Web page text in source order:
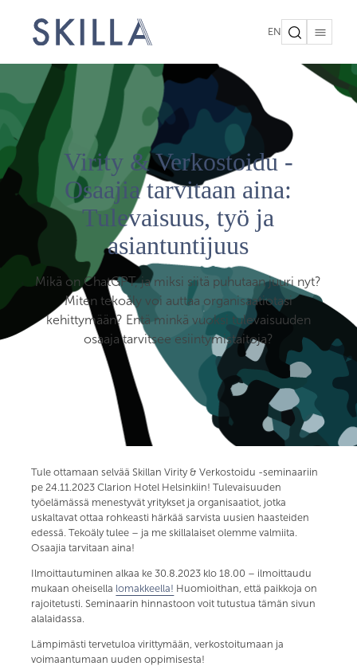
EN
Virity & Verkostoidu -
Osaajia tarvitaan aina:
Tulevaisuus, työ ja
asiantuntijuus
Mikä on ChatGPT, ja miksi siitä puhutaan juuri nyt?
Miten tekoäly voi auttaa organisaatiotasi
kehittymään? Entä minkä vuoksi tulevaisuuden
osaaja tarvitsee esiintymistaitoja?
Tule ottamaan selvää Skillan Virity & Verkostoidu -seminaariin
pe 24.11.2023 Clarion Hotel Helsinkiin! Tulevaisuuden
työelämässä menestyvät yritykset ja organisaatiot, jotka
uskaltavat ottaa rohkeasti härkää sarvista uusien haasteiden
edessä. Tekoäly tulee – ja me skillalaiset olemme valmiita.
Osaajia tarvitaan aina!
Ilmoittautuminen alkaa ke 30.8.2023 klo 18.00 – ilmoittaudu
mukaan oheisella lomakkeella! Huomioithan, että paikkoja on
rajoitetusti. Seminaarin hinnastoon voit tutustua tämän sivun
alalaidassa.
Lämpimästi tervetuloa virittymään, verkostoitumaan ja
voimaantumaan uuden oppimisesta!